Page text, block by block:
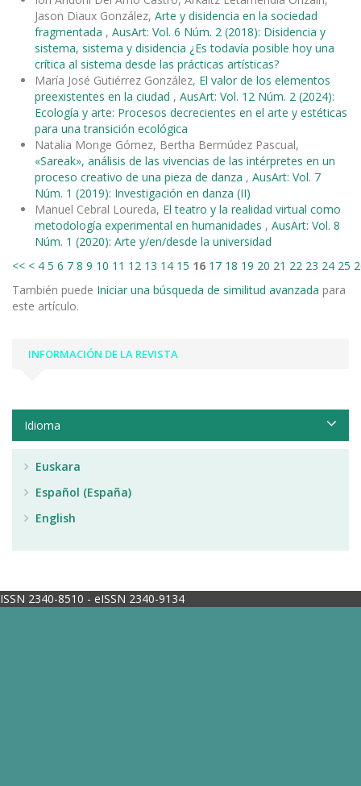
Jason Diaux González, Arte y disidencia en la sociedad
fragmentada , AusArt: Vol. 6 Núm. 2 (2018): Disidencia y
sistema, sistema y disidencia ¿Es todavía posible hoy una
crítica al sistema desde las prácticas artísticas?
María José Gutiérrez González, El valor de los elementos
preexistentes en la ciudad , AusArt: Vol. 12 Núm. 2 (2024):
Ecología y arte: Procesos decrecientes en el arte y estéticas
para una transición ecológica
Natalia Monge Gómez, Bertha Bermúdez Pascual,
«Sareak», análisis de las vivencias de las intérpretes en un
proceso creativo de una pieza de danza , AusArt: Vol. 7
Núm. 1 (2019): Investigación en danza (II)
Manuel Cebral Loureda, El teatro y la realidad virtual como
metodología experimental en humanidades , AusArt: Vol. 8
Núm. 1 (2020): Arte y/en/desde la universidad
<< < 4 5 6 7 8 9 10 11 12 13 14 15 16 17 18 19 20 21 22 23 24 25
También puede Iniciar una búsqueda de similitud avanzada para
este artículo.
INFORMACIÓN DE LA REVISTA
Idioma
Euskara
Español (España)
English
ISSN 2340-8510 - eISSN 2340-9134